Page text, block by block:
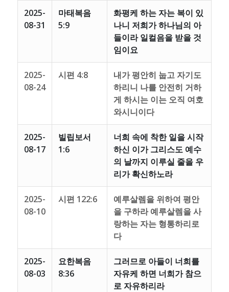
2025-
08-31
마태복음
5:9
화평케 하는 자는 복이 있
나니 저희가 하나님의 아
들이라 일컬음을 받을 것
임이요
2025-
08-24
시편 4:8
내가 평안히 눕고 자기도
하리니 나를 안전히 거하
게 하시는 이는 오직 여호
와시니이다
2025-
08-17
빌립보서
1:6
너희 속에 착한 일을 시작
하신 이가 그리스도 예수
의 날까지 이루실 줄을 우
리가 확신하노라
2025-
08-10
시편 122:6
예루살렘을 위하여 평안
을 구하라 예루살렘을 사
랑하는 자는 형통하리로
다
2025-
08-03
요한복음
8:36
그러므로 아들이 너희를
자유케 하면 너희가 참으
로 자유하리라